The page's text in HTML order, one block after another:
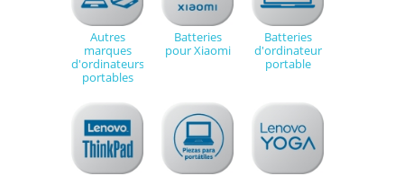
Autres
marques
d'ordinateurs
portables
Batteries
pour Xiaomi
Batteries
d'ordinateur
portable